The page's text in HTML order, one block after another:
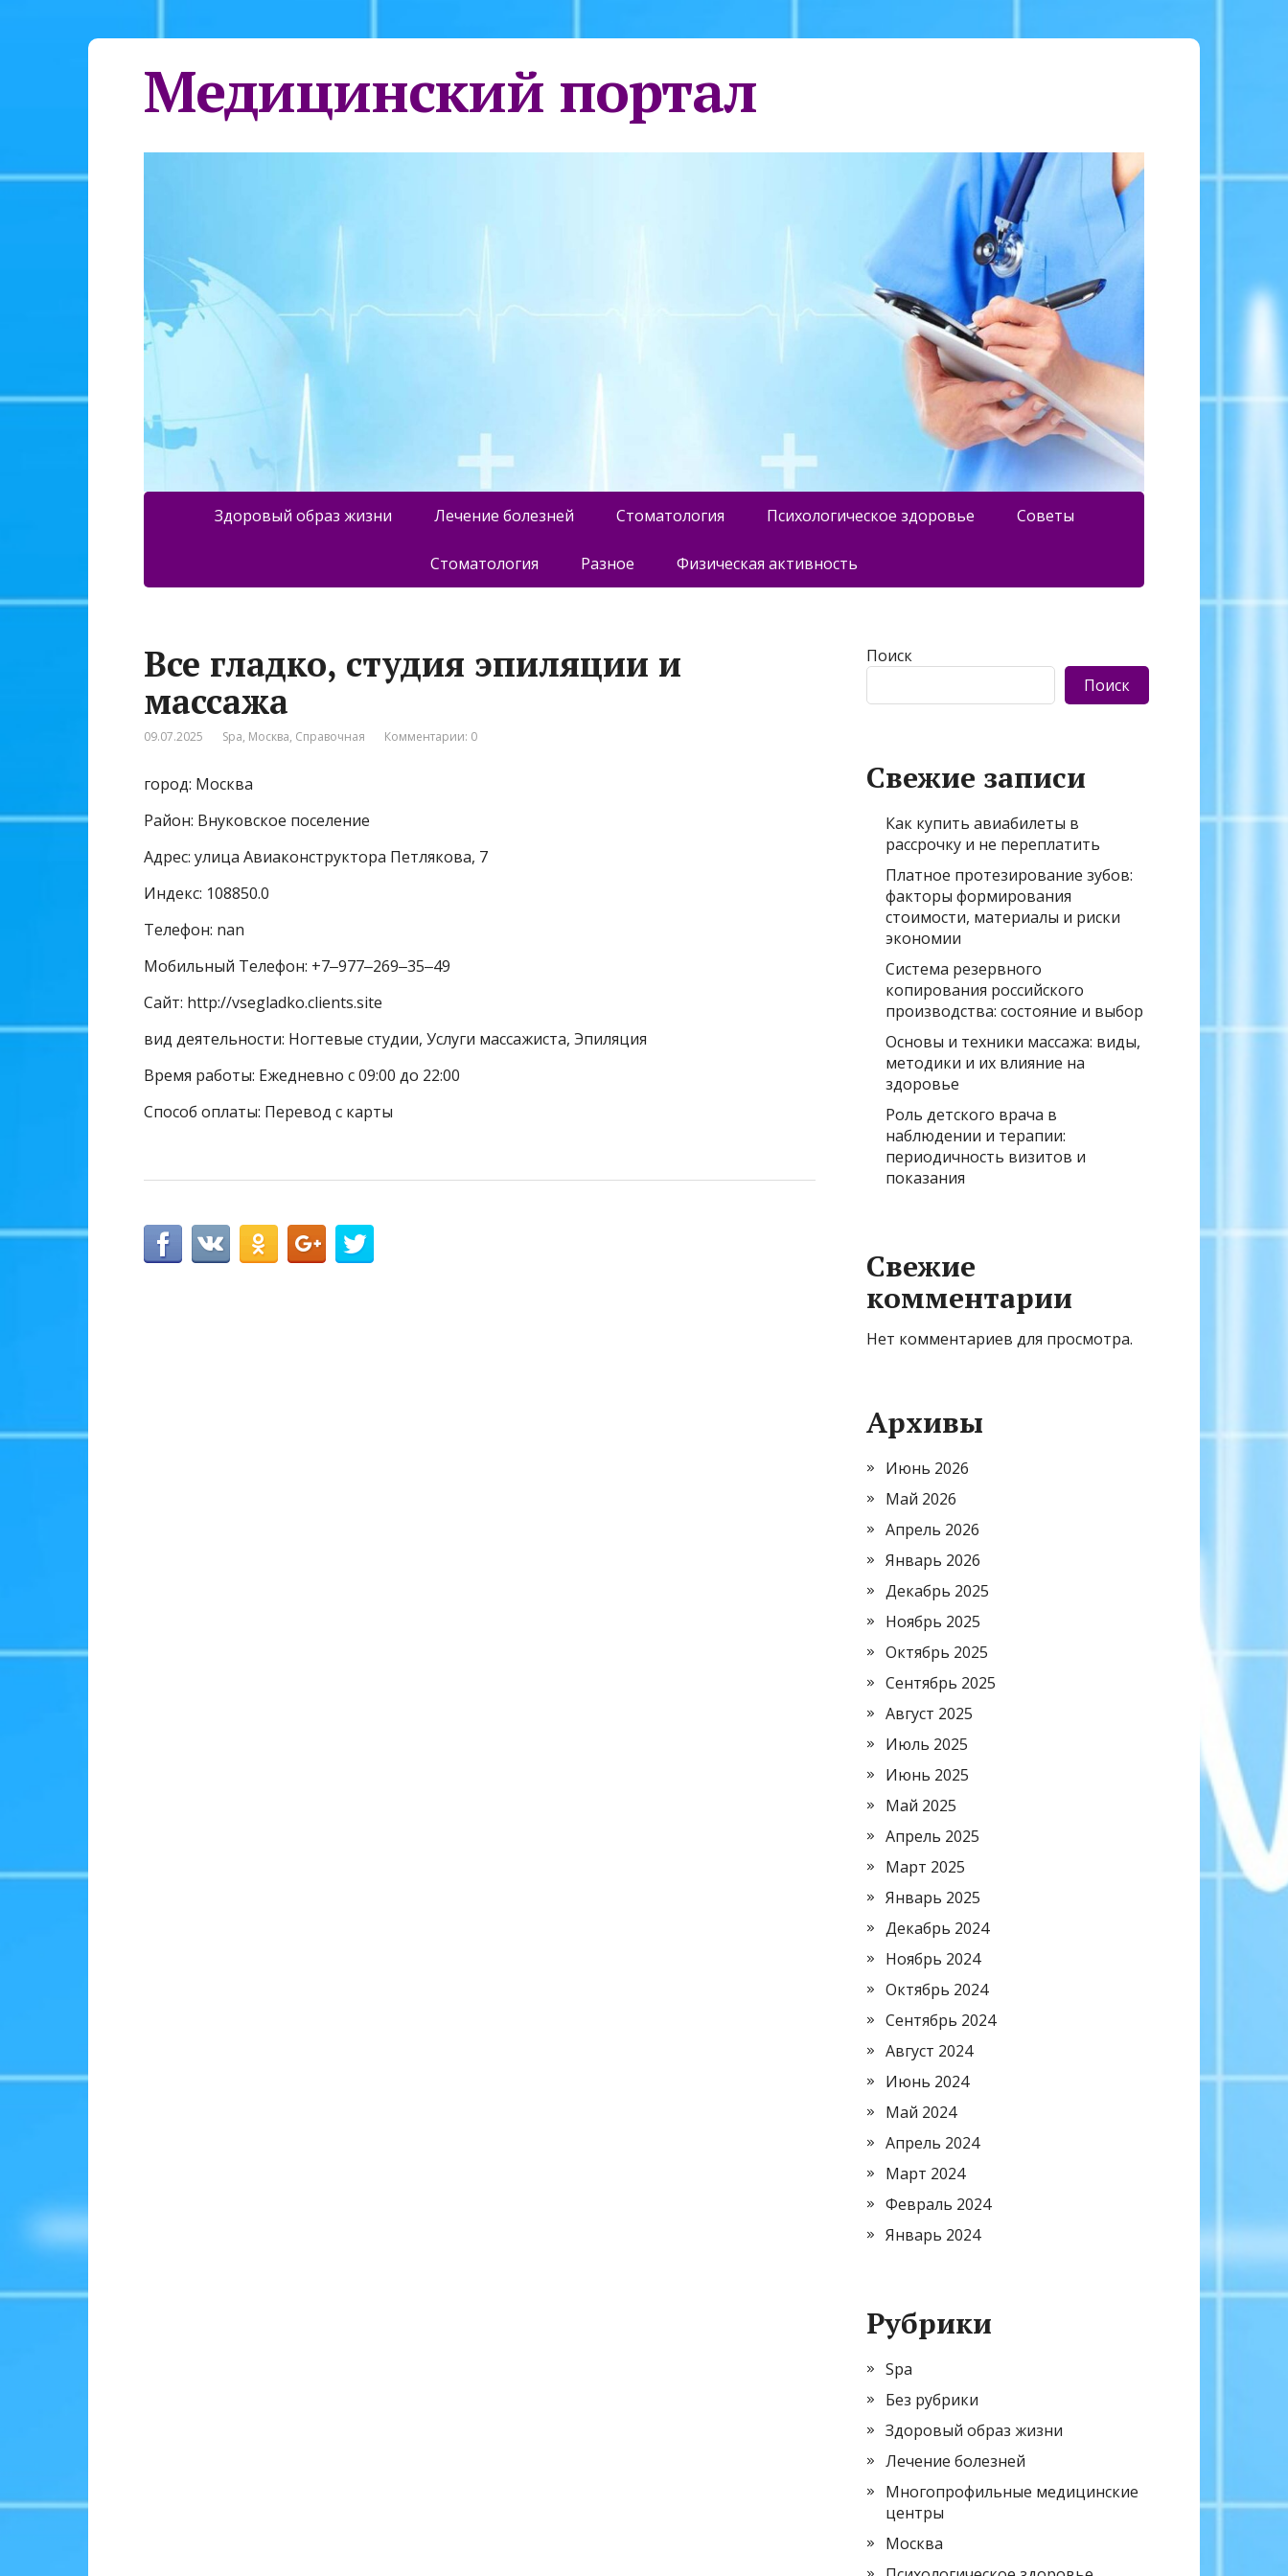
Медицинский портал
Здоровый образ жизни Лечение болезней Стоматология Психологическое здоровье Советы
Стоматология Разное Физическая активность
Все гладко, студия эпиляции и
массажа
09.07.2025 Spa, Москва, Справочная Комментарии: 0
город: Москва
Район: Внуковское поселение
Адрес: улица Авиаконструктора Петлякова, 7
Индекс: 108850.0
Телефон: nan
Мобильный Телефон: +7‒977‒269‒35‒49
Сайт: http://vsegladko.clients.site
вид деятельности: Ногтевые студии, Услуги массажиста, Эпиляция
Время работы: Ежедневно с 09:00 до 22:00
Способ оплаты: Перевод с карты
Поиск
Поиск
Свежие записи
Как купить авиабилеты в
рассрочку и не переплатить
Платное протезирование зубов:
факторы формирования
стоимости, материалы и риски
экономии
Система резервного
копирования российского
производства: состояние и выбор
Основы и техники массажа: виды,
методики и их влияние на
здоровье
Роль детского врача в
наблюдении и терапии:
периодичность визитов и
показания
Свежие
комментарии
Нет комментариев для просмотра.
Архивы
Июнь 2026
Май 2026
Апрель 2026
Январь 2026
Декабрь 2025
Ноябрь 2025
Октябрь 2025
Сентябрь 2025
Август 2025
Июль 2025
Июнь 2025
Май 2025
Апрель 2025
Март 2025
Январь 2025
Декабрь 2024
Ноябрь 2024
Октябрь 2024
Сентябрь 2024
Август 2024
Июнь 2024
Май 2024
Апрель 2024
Март 2024
Февраль 2024
Январь 2024
Рубрики
Spa
Без рубрики
Здоровый образ жизни
Лечение болезней
Многопрофильные медицинские
центры
Москва